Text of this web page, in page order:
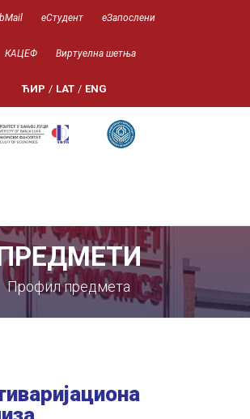
еСтудент еЗапослени
КАЦЕФ Виртуелна шетња
ЋИР / LAT / ENG
Профил предмета